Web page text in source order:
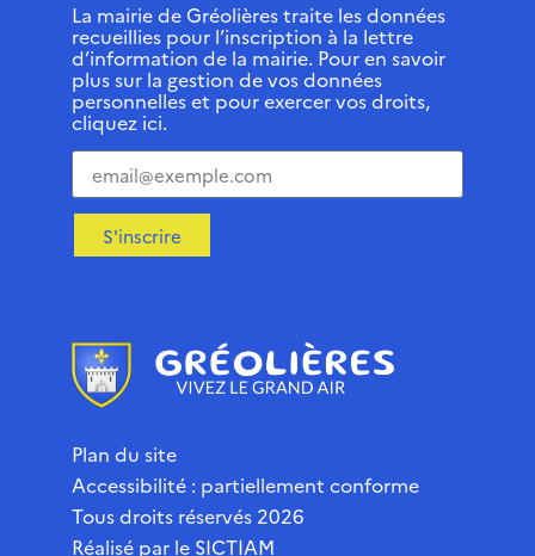
La mairie de Gréolières traite les données
recueillies pour l’inscription à la lettre
d’information de la mairie. Pour en savoir
plus sur la gestion de vos données
personnelles et pour exercer vos droits,
cliquez ici.
S'inscrire
Plan du site
Accessibilité : partiellement conforme
Tous droits réservés 2026
Réalisé par le SICTIAM